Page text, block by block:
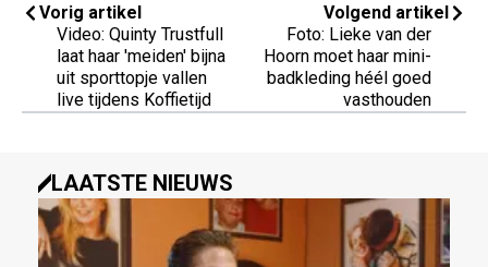
Vorig artikel
Video: Quinty Trustfull
laat haar 'meiden' bijna
uit sporttopje vallen
live tijdens Koffietijd
Volgend artikel
Foto: Lieke van der
Hoorn moet haar mini-
badkleding héél goed
vasthouden
LAATSTE NIEUWS